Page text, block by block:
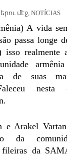
մէջ ,NOTÍCIAS
A vida
passa longe
realmente
de suas
nesta
e Arakel
da
fileiras da